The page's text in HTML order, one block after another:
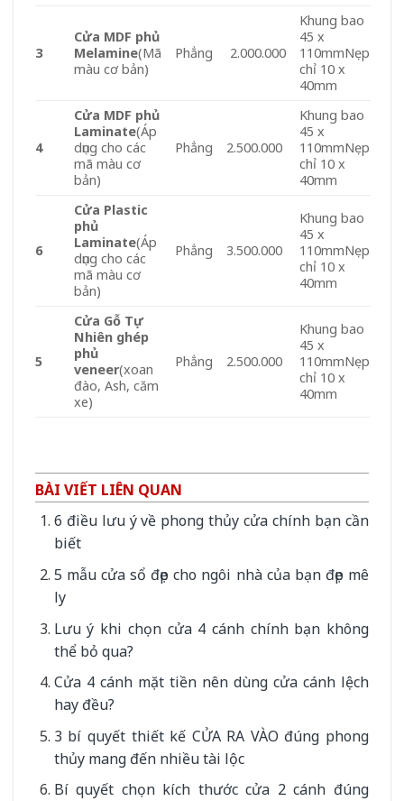
3
Cửa MDF phủ
Melamine(Mã
màu cơ bản)
Phẳng 2.000.000
Khung bao
45 x
110mmNẹp
chỉ 10 x
40mm
4
Cửa MDF phủ
Laminate(Áp
dụng cho các
mã màu cơ
bản)
Phẳng 2.500.000
Khung bao
45 x
110mmNẹp
chỉ 10 x
40mm
6
Cửa Plastic
phủ
Laminate(Áp
dụng cho các
mã màu cơ
bản)
Phẳng 3.500.000
Khung bao
45 x
110mmNẹp
chỉ 10 x
40mm
5
Cửa Gỗ Tự
Nhiên ghép
phủ
veneer(xoan
đào, Ash, căm
xe)
Phẳng 2.500.000
Khung bao
45 x
110mmNẹp
chỉ 10 x
40mm
BÀI VIẾT LIÊN QUAN
6 điều lưu ý về phong thủy cửa chính bạn cần
biết
5 mẫu cửa sổ đẹp cho ngôi nhà của bạn đẹp mê
ly
Lưu ý khi chọn cửa 4 cánh chính bạn không
thể bỏ qua?
Cửa 4 cánh mặt tiền nên dùng cửa cánh lệch
hay đều?
3 bí quyết thiết kế CỬA RA VÀO đúng phong
thủy mang đến nhiều tài lộc
Bí quyết chọn kích thước cửa 2 cánh đúng